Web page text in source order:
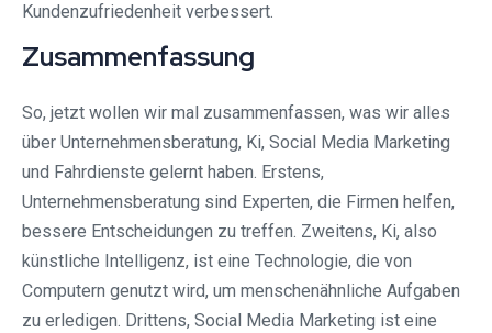
Kundenzufriedenheit verbessert.
Zusammenfassung
So, jetzt wollen wir mal zusammenfassen, was wir alles
über Unternehmensberatung, Ki, Social Media Marketing
und Fahrdienste gelernt haben. Erstens,
Unternehmensberatung sind Experten, die Firmen helfen,
bessere Entscheidungen zu treffen. Zweitens, Ki, also
künstliche Intelligenz, ist eine Technologie, die von
Computern genutzt wird, um menschenähnliche Aufgaben
zu erledigen. Drittens, Social Media Marketing ist eine